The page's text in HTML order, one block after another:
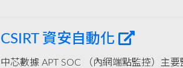
CSIRT 資安自動化
中芯數據 APT SOC （內網端點監控）主